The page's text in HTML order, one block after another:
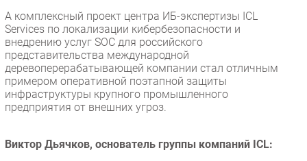
А комплексный проект центра ИБ-экспертизы ICL
Services по локализации кибербезопасности и
внедрению услуг SOC для российского
представительства международной
деревоперерабатывающей компании стал отличным
примером оперативной поэтапной защиты
инфраструктуры крупного промышленного
предприятия от внешних угроз.
Виктор Дьячков, основатель группы компаний ICL: